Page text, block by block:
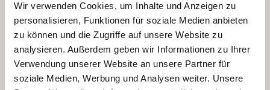
Wir verwenden Cookies, um Inhalte und Anzeigen zu
personalisieren, Funktionen für soziale Medien anbieten
zu können und die Zugriffe auf unsere Website zu
analysieren. Außerdem geben wir Informationen zu Ihrer
Verwendung unserer Website an unsere Partner für
soziale Medien, Werbung und Analysen weiter. Unsere
Lied Sur le pont d’Avignon. Wer sie
überquert, steht gleich vor dem Papstpalast,
einem der größten und wichtigsten
mittelalterlichen Gebäude Europas. Er
entstand, man muss es sagen, aus purer